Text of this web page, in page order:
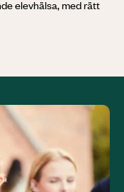
elevhälsa, med rätt